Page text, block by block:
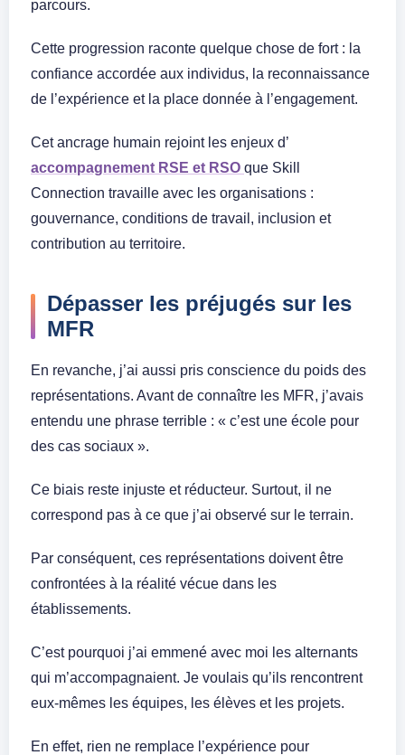
parcours.
Cette progression raconte quelque chose de fort : la
confiance accordée aux individus, la reconnaissance
de l’expérience et la place donnée à l’engagement.
Cet ancrage humain rejoint les enjeux d’
accompagnement RSE et RSO que Skill
Connection travaille avec les organisations :
gouvernance, conditions de travail, inclusion et
contribution au territoire.
Dépasser les préjugés sur les
MFR
En revanche, j’ai aussi pris conscience du poids des
représentations. Avant de connaître les MFR, j’avais
entendu une phrase terrible : « c’est une école pour
des cas sociaux ».
Ce biais reste injuste et réducteur. Surtout, il ne
correspond pas à ce que j’ai observé sur le terrain.
Par conséquent, ces représentations doivent être
confrontées à la réalité vécue dans les
établissements.
C’est pourquoi j’ai emmené avec moi les alternants
qui m’accompagnaient. Je voulais qu’ils rencontrent
eux-mêmes les équipes, les élèves et les projets.
En effet, rien ne remplace l’expérience pour